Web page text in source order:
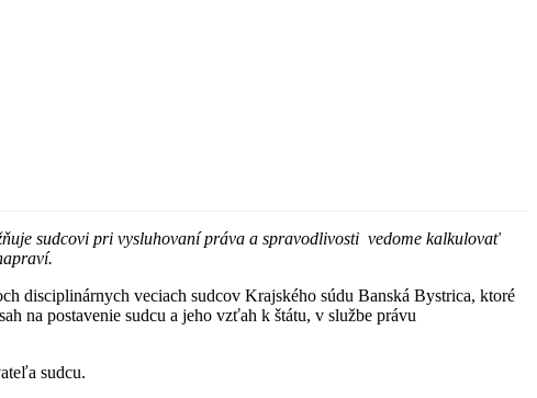
sudcovi pri vysluhovaní práva a spravodlivosti vedome kalkulovať
disciplinárnych veciach sudcov Krajského súdu Banská Bystrica, ktoré
na postavenie sudcu a jeho vzťah k štátu, v službe právu
sudcu.